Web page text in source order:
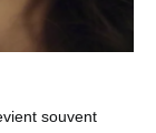
souvent